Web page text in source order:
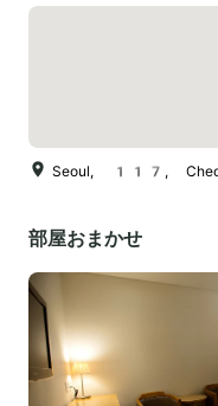
Seoul, 117,
部屋おまかせ